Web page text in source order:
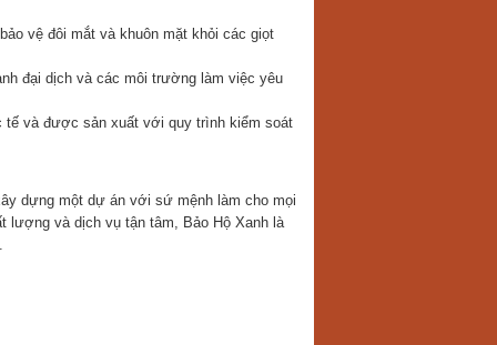
vệ đôi mắt và khuôn mặt khỏi các giọt
đại dịch và các môi trường làm việc yêu
tế và được sản xuất với quy trình kiểm soát
dựng một dự án với sứ mệnh làm cho mọi
lượng và dịch vụ tận tâm, Bảo Hộ Xanh là